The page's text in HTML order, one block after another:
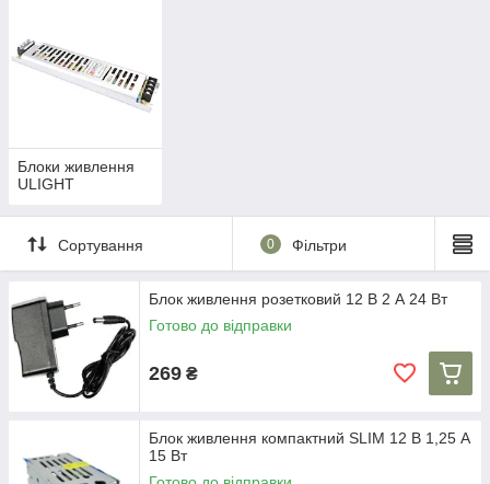
Блоки живлення
ULIGHT
Сортування 0 Фільтри
Блок живлення розетковий 12 В 2 А 24 Вт
Готово до відправки
269 ₴
Блок живлення компактний SLIM 12 В 1,25 А
15 Вт